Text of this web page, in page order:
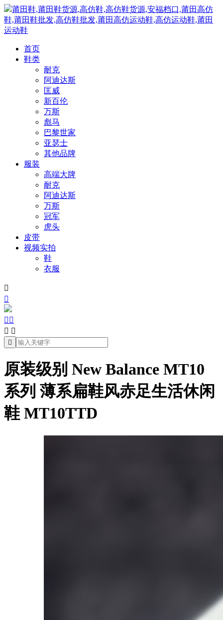
莆田鞋,莆田鞋货源,高仿鞋,高仿鞋货源,安福档口,莆田高仿
鞋,莆田鞋批发,高仿鞋批发,莆田高仿运动鞋,高仿运动鞋,莆田
运动鞋
首页
鞋类
耐克
阿迪达斯
匡威
新百伦
万斯
彪马
巴黎世家
亚瑟士
其他品牌
服装
高端大牌
耐克
阿迪达斯
万斯
冠军
虎头
皮带
视频实拍
鞋
衣服


 
 

原装级别 New Balance MT10
系列 薄系扁鞋风赤足生活休闲
鞋 MT10TTD